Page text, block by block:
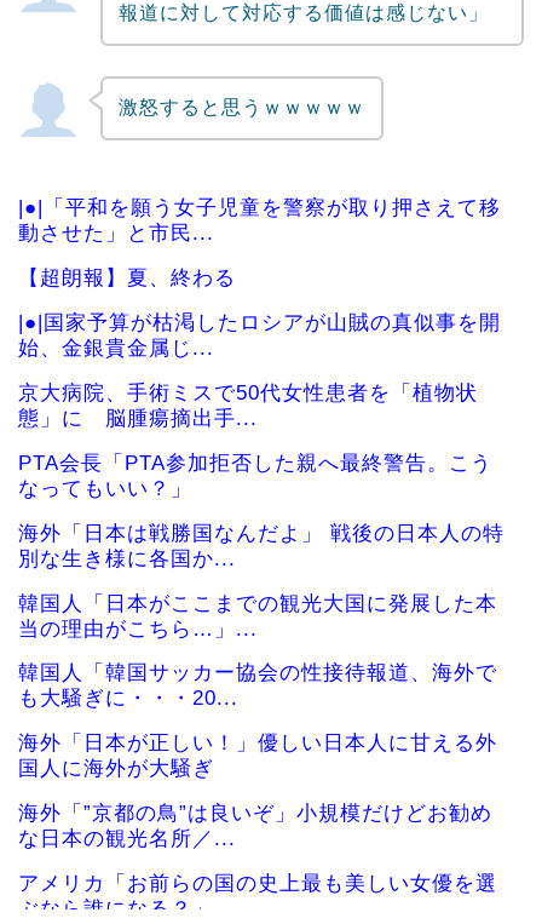
報道に対して対応する価値は感じない」
激怒すると思うｗｗｗｗｗ
|●|「平和を願う女子児童を警察が取り押さえて移
動させた」と市民...
【超朗報】夏、終わる
|●|国家予算が枯渇したロシアが山賊の真似事を開
始、金銀貴金属じ...
京大病院、手術ミスで50代女性患者を「植物状
態」に 脳腫瘍摘出手...
PTA会長「PTA参加拒否した親へ最終警告。こう
なってもいい？」
海外「日本は戦勝国なんだよ」 戦後の日本人の特
別な生き様に各国か...
韓国人「日本がここまでの観光大国に発展した本
当の理由がこちら…」...
韓国人「韓国サッカー協会の性接待報道、海外で
も大騒ぎに・・・20...
海外「日本が正しい！」優しい日本人に甘える外
国人に海外が大騒ぎ
海外「”京都の鳥”は良いぞ」小規模だけどお勧め
な日本の観光名所／...
アメリカ「お前らの国の史上最も美しい女優を選
ぶなら誰になる？」